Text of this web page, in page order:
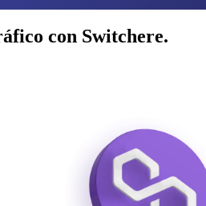
con Switchere.